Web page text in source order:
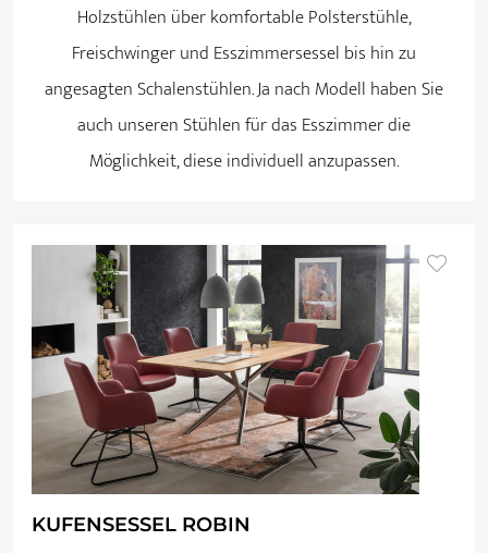
Holzstühlen über komfortable Polsterstühle,
Freischwinger und Esszimmersessel bis hin zu
angesagten Schalenstühlen. Ja nach Modell haben Sie
auch unseren Stühlen für das Esszimmer die
Möglichkeit, diese individuell anzupassen.
KUFENSESSEL ROBIN